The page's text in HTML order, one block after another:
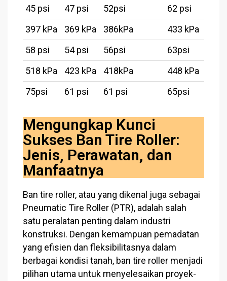
45 psi 47 psi 52psi
62 psi
397 kPa
369 kPa 386kPa
433 kPa
58 psi
54 psi 56psi
63psi
518 kPa
423 kPa 418kPa
448 kPa
75psi
61 psi 61 psi 65psi
Mengungkap Kunci
Sukses Ban Tire Roller:
Jenis, Perawatan, dan
Manfaatnya
Ban tire roller, atau yang dikenal juga sebagai
Pneumatic Tire Roller (PTR), adalah salah
satu peralatan penting dalam industri
konstruksi. Dengan kemampuan pemadatan
yang efisien dan fleksibilitasnya dalam
berbagai kondisi tanah, ban tire roller menjadi
pilihan utama untuk menyelesaikan proyek-